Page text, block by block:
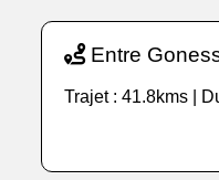
Entre
Trajet : 41.8kms |